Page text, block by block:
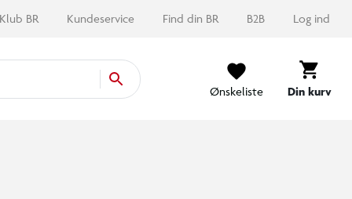
Klub BR Kundeservice Find din BR B2B Log ind
Ønskeliste Din kurv